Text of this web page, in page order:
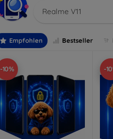
Realme V11
Empfohlen Bestseller
-10% -